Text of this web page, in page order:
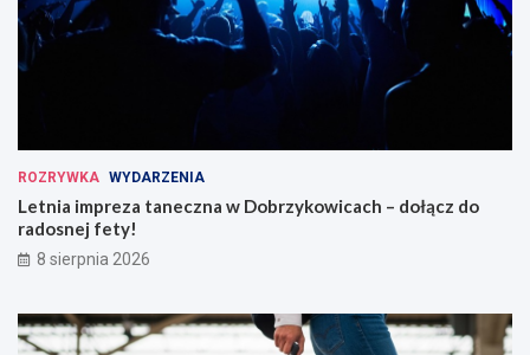
ROZRYWKA WYDARZENIA
Letnia impreza taneczna w Dobrzykowicach – dołącz do
radosnej fety!
8 sierpnia 2026